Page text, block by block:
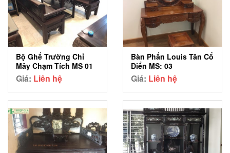
Bộ Ghế Trường Chỉ
Mây Chạm Tích MS 01
Giá: Liên hệ
Bàn Phấn Louis Tân Cổ
Điển MS: 03
Giá: Liên hệ